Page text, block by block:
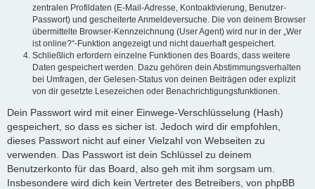
zentralen Profildaten (E-Mail-Adresse, Kontoaktivierung, Benutzer-
Passwort) und gescheiterte Anmeldeversuche. Die von deinem Browser
übermittelte Browser-Kennzeichnung (User Agent) wird nur in der „Wer
ist online?“-Funktion angezeigt und nicht dauerhaft gespeichert.
Schließlich erfordern einzelne Funktionen des Boards, dass weitere
Daten gespeichert werden. Dazu gehören dein Abstimmungsverhalten
bei Umfragen, der Gelesen-Status von deinen Beiträgen oder explizit
von dir gesetzte Lesezeichen oder Benachrichtigungsfunktionen.
Dein Passwort wird mit einer Einwege-Verschlüsselung (Hash)
gespeichert, so dass es sicher ist. Jedoch wird dir empfohlen,
dieses Passwort nicht auf einer Vielzahl von Webseiten zu
verwenden. Das Passwort ist dein Schlüssel zu deinem
Benutzerkonto für das Board, also geh mit ihm sorgsam um.
Insbesondere wird dich kein Vertreter des Betreibers, von phpBB